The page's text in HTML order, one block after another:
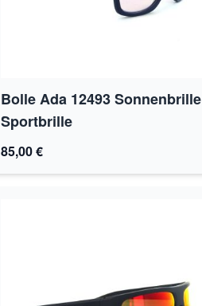
Bolle Ada 12493 Sonnenbrille
Sportbrille
85,00 €